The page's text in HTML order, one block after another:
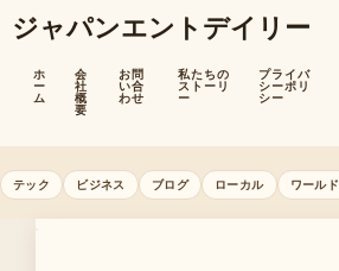
ジャパンエントデイリー
ホ
ー
ム
会
社
概
要
お問
い合
わせ
私たちの
ストーリ
ー
プライバ
シーポリ
シー
テック ビジネス ブログ ローカル ワールド